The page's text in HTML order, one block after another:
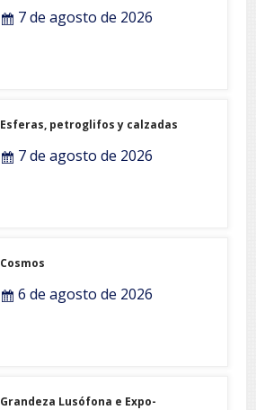
7 de agosto de 2026
Esferas, petroglifos y calzadas
7 de agosto de 2026
Cosmos
6 de agosto de 2026
Grandeza Lusófona e Expo-